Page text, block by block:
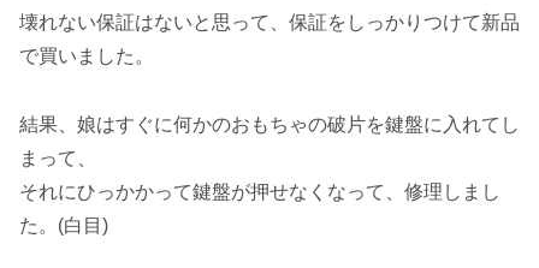
壊れない保証はないと思って、保証をしっかりつけて新品
で買いました。
結果、娘はすぐに何かのおもちゃの破片を鍵盤に入れてし
まって、
それにひっかかって鍵盤が押せなくなって、修理しまし
た。(白目)